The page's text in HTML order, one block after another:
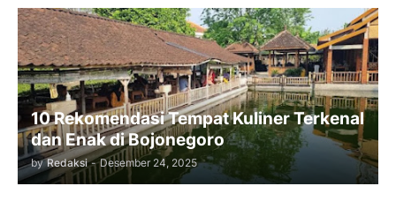
10 Rekomendasi Tempat Kuliner Terkenal
dan Enak di Bojonegoro
by Redaksi - Desember 24, 2025